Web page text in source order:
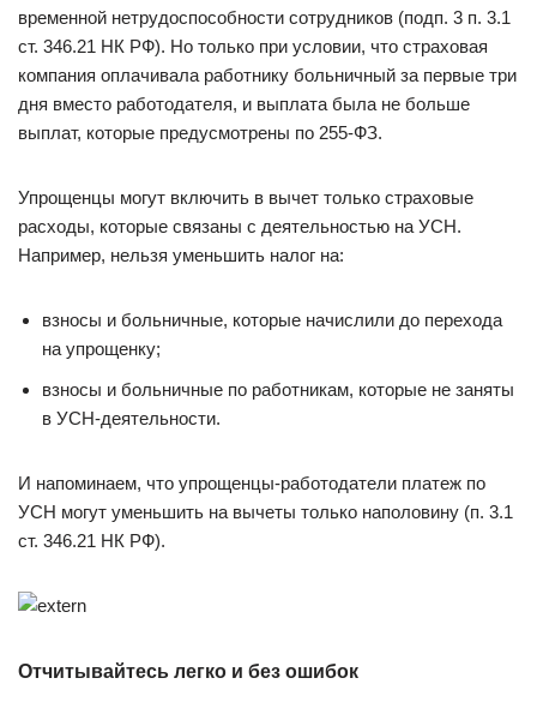
временной нетрудоспособности сотрудников (подп. 3 п. 3.1
ст. 346.21 НК РФ). Но только при условии, что страховая
компания оплачивала работнику больничный за первые три
дня вместо работодателя, и выплата была не больше
выплат, которые предусмотрены по 255-ФЗ.
Упрощенцы могут включить в вычет только страховые
расходы, которые связаны с деятельностью на УСН.
Например, нельзя уменьшить налог на:
взносы и больничные, которые начислили до перехода
на упрощенку;
взносы и больничные по работникам, которые не заняты
в УСН-деятельности.
И напоминаем, что упрощенцы-работодатели платеж по
УСН могут уменьшить на вычеты только наполовину (п. 3.1
ст. 346.21 НК РФ).
Отчитывайтесь легко и без ошибок